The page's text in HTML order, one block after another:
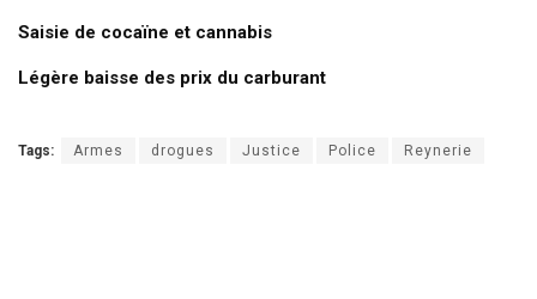
Saisie de cocaïne et cannabis
Légère baisse des prix du carburant
Tags: Armes drogues Justice Police Reynerie